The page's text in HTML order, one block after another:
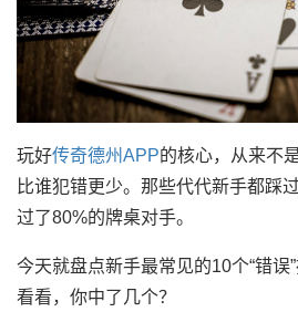
玩好传奇德州APP的核心，从来不
比谁犯错更少。那些代代新手都踩
过了80%的牌桌对手。
今天就盘点新手最常见的10个“错误
看看，你中了几个？